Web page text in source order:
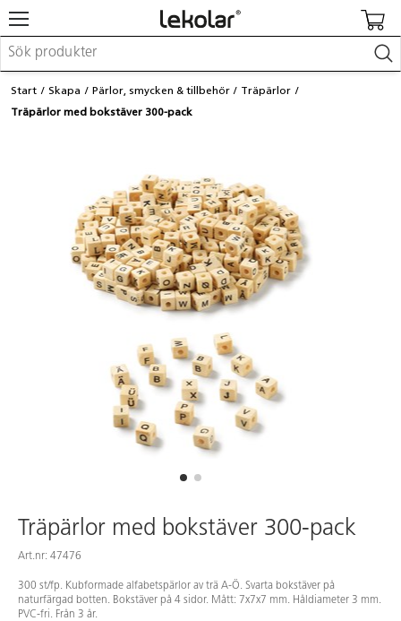
Möbler & inredning
Lekplatsutrustning & utemiljö
Barnvagnar & småbarnsartiklar
Skolförbrukning & kontorsmaterial
Logga in / Registrera dig
Hitta din säljare
Start Skapa Pärlor, smycken & tillbehör
Träpärlor
Träpärlor med bokstäver 300-pack
Träpärlor med bokstäver 300-pack
Art.nr: 47476
300 st/fp. Kubformade alfabetspärlor av trä A-Ö. Svarta bokstäver på
naturfärgad botten. Bokstäver på 4 sidor. Mått: 7x7x7 mm. Håldiameter 3 mm.
PVC-fri. Från 3 år.